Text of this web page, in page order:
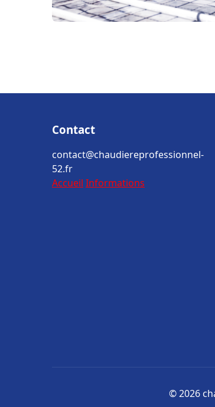
Contact
contact@chaudiereprofessionnel-
52.fr
Accueil Informations
© 2026